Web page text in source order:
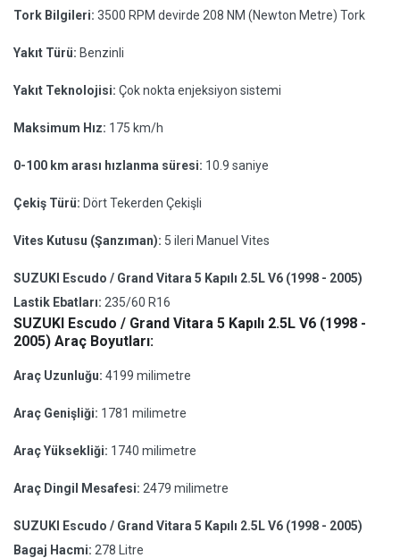
Tork Bilgileri: 3500 RPM devirde 208 NM (Newton Metre) Tork
Yakıt Türü: Benzinli
Yakıt Teknolojisi: Çok nokta enjeksiyon sistemi
Maksimum Hız: 175 km/h
0-100 km arası hızlanma süresi: 10.9 saniye
Çekiş Türü: Dört Tekerden Çekişli
Vites Kutusu (Şanzıman): 5 ileri Manuel Vites
SUZUKI Escudo / Grand Vitara 5 Kapılı 2.5L V6 (1998 - 2005)
Lastik Ebatları: 235/60 R16
SUZUKI Escudo / Grand Vitara 5 Kapılı 2.5L V6 (1998 -
2005) Araç Boyutları:
Araç Uzunluğu: 4199 milimetre
Araç Genişliği: 1781 milimetre
Araç Yüksekliği: 1740 milimetre
Araç Dingil Mesafesi: 2479 milimetre
SUZUKI Escudo / Grand Vitara 5 Kapılı 2.5L V6 (1998 - 2005)
Bagaj Hacmi: 278 Litre